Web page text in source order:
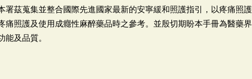
署茲蒐集並整合國際先進國家最新的安寧緩和照護指引，以疼痛照
痛照護及使用成癮性麻醉藥品時之參考。並殷切期盼本手冊為醫藥
及品質。